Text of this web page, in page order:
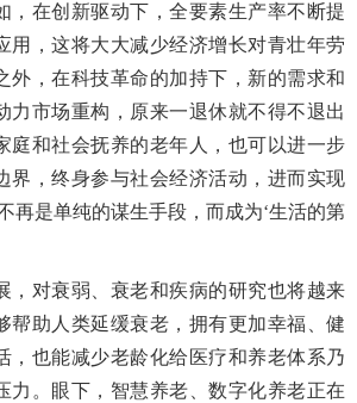
，在创新驱动下，全要素生产率不断提
用，这将大大减少经济增长对青壮年劳
外，在科技革命的加持下，新的需求和
力市场重构，原来一退休就不得不退出
庭和社会抚养的老年人，也可以进一步
界，终身参与社会经济活动，进而实现
再是单纯的谋生手段，而成为‘生活的第
，对衰弱、衰老和疾病的研究也将越来
帮助人类延缓衰老，拥有更加幸福、健
，也能减少老龄化给医疗和养老体系乃
力。眼下，智慧养老、数字化养老正在